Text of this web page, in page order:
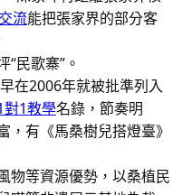
交流能把張家界的部分客
民歌寨”。
在2006年就被批準列入
對1教學名錄，節奏明
，有《馬桑樹兒搭燈臺》
物等資源優勢，以桑植民